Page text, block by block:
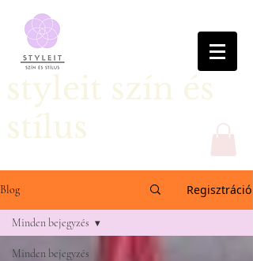
styleit szín és
stílus
Blog Regisztráció
Minden bejegyzés
Minden bejegyzés